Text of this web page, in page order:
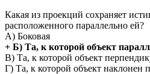
Какая из проекций сохраняет
расположенного параллельно ей?
А) Боковая
+ Б) Та, к которой объект
В) Та, к которой объект
Г) Та, к которой объект наклонен